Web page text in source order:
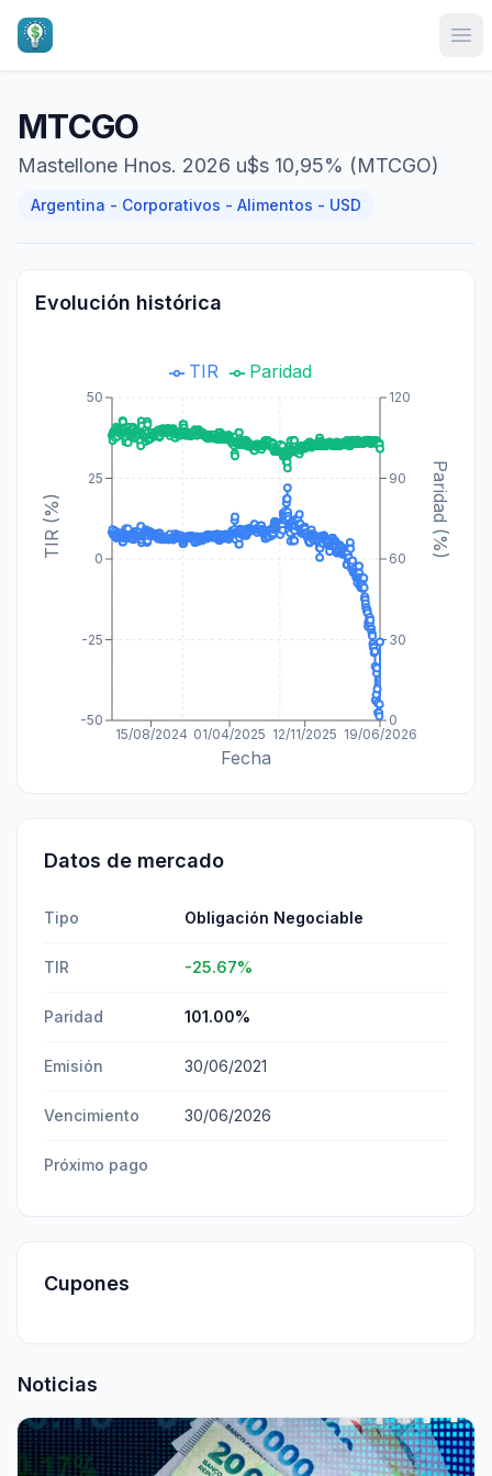
MTCGO
Mastellone Hnos. 2026 u$s 10,95% (MTCGO)
Argentina - Corporativos - Alimentos - USD
Evolución histórica
15/08/2024 01/04/2025 12/11/2025 19/06/2026
Fecha
-50
-25
0
25
50
TIR (%)
0
30
60
90
120
Paridad (%)
TIR Paridad
Datos de mercado
Tipo Obligación Negociable
TIR -25.67%
Paridad 101.00%
Emisión 30/06/2021
Vencimiento 30/06/2026
Próximo pago
Cupones
Noticias